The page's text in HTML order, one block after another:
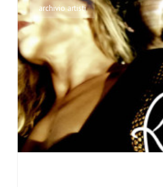
archivio artisti